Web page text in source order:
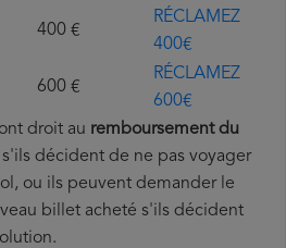
€
RÉCLAMEZ
400€
€
RÉCLAMEZ
600€
droit au remboursement du
décident de ne pas voyager
ou ils peuvent demander le
billet acheté s'ils décident